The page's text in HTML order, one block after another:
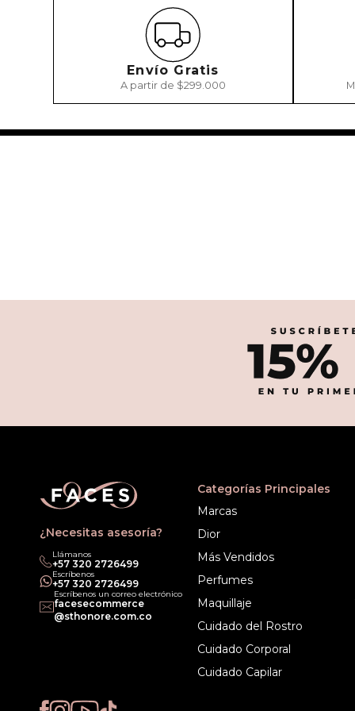
Envío Gratis
A partir de $299.000
¿Necesitas asesoría?
Llámanos
‎+57 320 2726499
Escríbenos
‎+57 320 2726499
Escríbenos un correo electrónico
facesecommerce
@sthonore.com.co
Categorías Principales
Marcas
Dior
Más Vendidos
Perfumes
Maquillaje
Cuidado del Rostro
Cuidado Corporal
Cuidado Capilar